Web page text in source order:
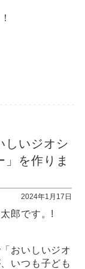
しいジオシ
」を作りま
2024年1月17日
郎です。!
おいしいジオ
いつも子ども